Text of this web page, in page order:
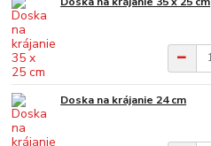
Doska na krájanie 24 cm